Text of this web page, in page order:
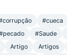
#cueca
#Saude
Artigo Artigos